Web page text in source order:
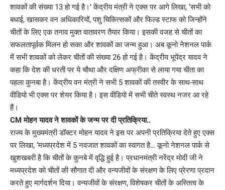
शावकों की संख्या 13 हो गई है।’ केंद्रीय मंत्री ने एक्स पर आगे लिखा, ‘सभी को
बधाई, खासकर वन अधिकारियों, पशु चिकित्सकों और फिल्ड स्टाफ को जिन्होंने
चीतों के लिए एक तनाव मुक्त वातावरण तैयार किया। इसकी वजह से चीतों का
सफलतापूर्वक मिलन हो सका और शावकों का जन्म हुआ। अब कूनो नेशनल पार्क
में सभी शावकों को लेकर चीतों की संख्या 26 हो गई है। केंद्रीय भूपेंद्र यादव ने
कहा कि देश की धरती पर ये चौथा और दक्षिण अफ्रीका से लाया गया चीता का
पहला कुनबा है। केंद्रीय वन मंत्री ने सभी 5 शावकों की तस्वीर के साथ-साथ
वीडियो भी एक्स पर शेयर किया है। इस वीडियो में सभी चीते स्वस्थ नजर आ रहे
हैं।
CM मोहन यादव ने शावकों के जन्म पर दी प्रतिक्रिया..
राज्य के मुख्यमंत्री डॉक्टर मोहन यादव ने इस पर अपनी प्रतिक्रिया देते हुए एक्स
पर लिखा, ‘मध्यप्रदेश में 5 नवजात शावकों का स्वागत है… कूनो नेशनल पार्क से
खुशखबरी है कि चीतों के कुनबे में वृद्धि हुई है। प्रधानमंत्री नरेंद्र मोदी जी ने
मध्यप्रदेश को चीतों की सौगात दी और वन्यजीवों के संरक्षण के लिए प्रेरणा प्रदान
करते हुए मार्गदर्शन दिया। वन्यजीवों के संरक्षण, विशेषकर चीतों के अस्तित्व के